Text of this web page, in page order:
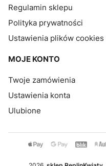
Regulamin sklepu
Polityka prywatności
Ustawienia plików cookies
MOJE KONTO
Twoje zamówienia
Ustawienia konta
Ulubione